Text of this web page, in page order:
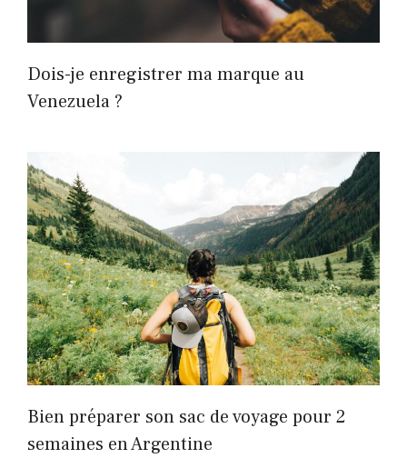
Dois-je enregistrer ma marque au
Venezuela ?
Bien préparer son sac de voyage pour 2
semaines en Argentine